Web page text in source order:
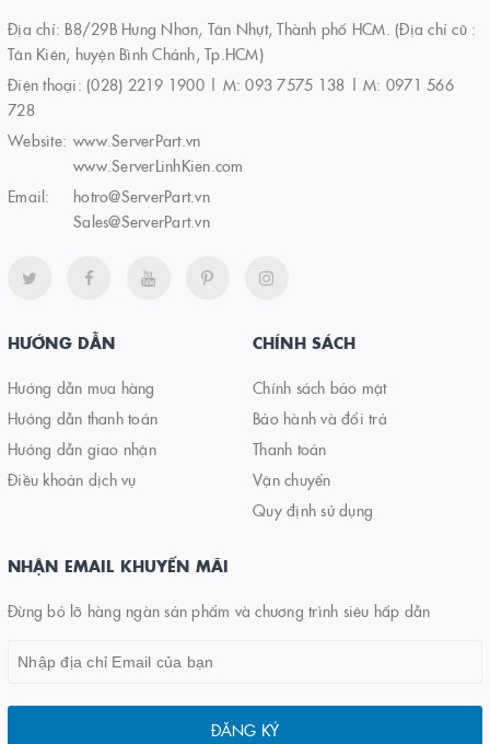
Địa chỉ: B8/29B Hưng Nhơn, Tân Nhựt, Thành phố HCM. (Địa chỉ cũ :
Tân Kiên, huyện Bình Chánh, Tp.HCM)
Điện thoại: (028) 2219 1900 | M: 093 7575 138 | M: 0971 566
728
Website: www.ServerPart.vn
www.ServerLinhKien.com
Email:
hotro@ServerPart.vn
Sales@ServerPart.vn
HƯỚNG DẪN
Hướng dẫn mua hàng
Hướng dẫn thanh toán
Hướng dẫn giao nhận
Điều khoản dịch vụ
CHÍNH SÁCH
Chính sách bảo mật
Bảo hành và đổi trả
Thanh toán
Vận chuyển
Quy định sử dụng
NHẬN EMAIL KHUYẾN MÃI
Đừng bỏ lỡ hàng ngàn sản phẩm và chương trình siêu hấp dẫn
ĐĂNG KÝ